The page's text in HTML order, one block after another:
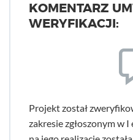
KOMENTARZ
WERYFIKACJI:
Projekt został
zakresie zgłoszonym w